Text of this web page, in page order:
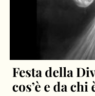
Festa della
cos’è e da